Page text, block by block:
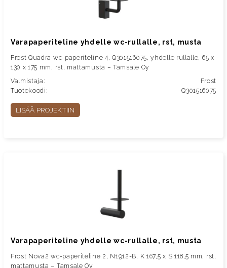
Varapaperiteline yhdelle wc-rullalle, rst, musta
Frost Quadra wc-paperiteline 4, Q301516075, yhdelle rullalle, 65 x
130 x 175 mm, rst, mattamusta – Tamsale Oy
Valmistaja:
Frost
Tuotekoodi:
Q301516075
LISÄÄ PROJEKTIIN
Varapaperiteline yhdelle wc-rullalle, rst, musta
Frost Nova2 wc-paperiteline 2, N1912-B, K 167,5 x S 118,5 mm, rst,
mattamusta – Tamsale Oy